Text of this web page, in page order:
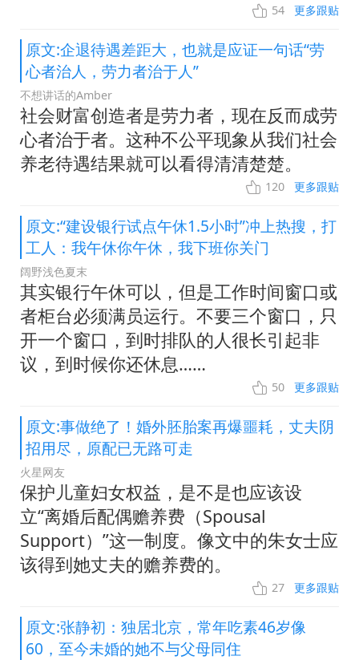
54 更多跟贴
原文:企退待遇差距大，也就是应证一句话“劳
心者治人，劳力者治于人”
不想讲话的Amber
社会财富创造者是劳力者，现在反而成劳
心者治于者。这种不公平现象从我们社会
养老待遇结果就可以看得清清楚楚。
120 更多跟贴
原文:“建设银行试点午休1.5小时”冲上热搜，打
工人：我午休你午休，我下班你关门
阔野浅色夏末
其实银行午休可以，但是工作时间窗口或
者柜台必须满员运行。不要三个窗口，只
开一个窗口，到时排队的人很长引起非
议，到时候你还休息……
50 更多跟贴
原文:事做绝了！婚外胚胎案再爆噩耗，丈夫阴
招用尽，原配已无路可走
火星网友
保护儿童妇女权益，是不是也应该设
立“离婚后配偶赡养费（Spousal
Support）”这一制度。像文中的朱女士应
该得到她丈夫的赡养费的。
27 更多跟贴
原文:张静初：独居北京，常年吃素46岁像
60，至今未婚的她不与父母同住